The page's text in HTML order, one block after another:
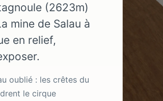
(2623m)
mine de Salau à
en relief,
oublié : les crêtes du
le cirque